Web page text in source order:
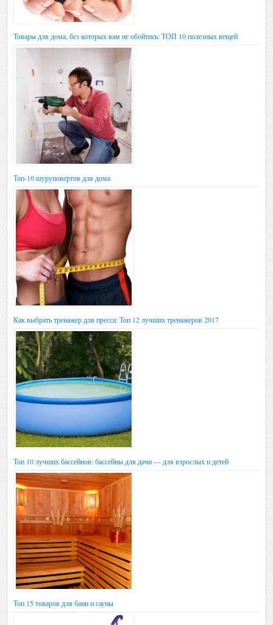
Товары для дома, без которых вам не обойтись: ТОП 10 полезных вещей
Топ-10 шуруповертов для дома
Как выбрать тренажер для пресса: Топ 12 лучших тренажеров 2017
Топ 10 лучших бассейнов: бассейны для дачи — для взрослых и детей
Топ 15 товаров для бани и сауны